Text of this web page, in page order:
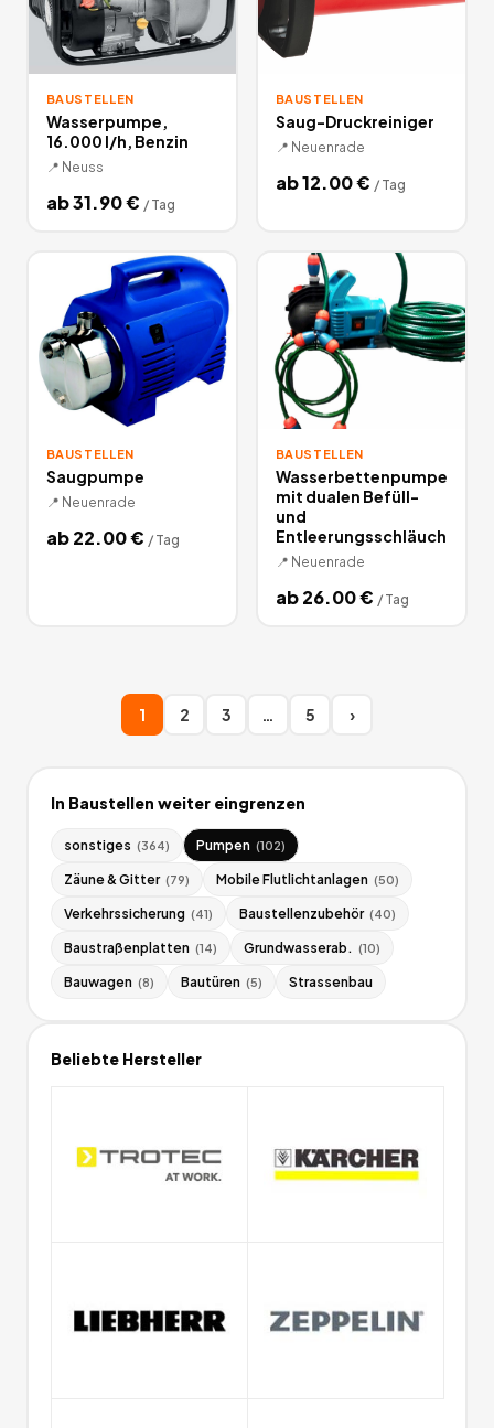
BAUSTELLEN
Wasserpumpe,
16.000 l/h, Benzin
📍 Neuss
ab31.90€ / Tag
BAUSTELLEN
Saug-Druckreiniger
📍 Neuenrade
ab12.00€ / Tag
BAUSTELLEN
Saugpumpe
📍 Neuenrade
ab22.00€ / Tag
BAUSTELLEN
Wasserbettenpumpe
mit dualen Befüll-
und
Entleerungsschläuch
📍 Neuenrade
ab26.00€ / Tag
1 2 3 … 5 ›
In Baustellen weiter eingrenzen
sonstiges (364) Pumpen (102)
Zäune & Gitter (79) Mobile Flutlichtanlagen (50)
Verkehrssicherung (41) Baustellenzubehör (40)
Baustraßenplatten (14) Grundwasserab. (10)
Bauwagen (8) Bautüren (5) Strassenbau
Beliebte Hersteller